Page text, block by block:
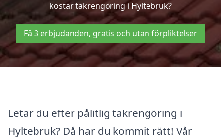
kostar takrengöring i Hyltebruk?
Få 3 erbjudanden, gratis och utan förpliktelser
Letar du efter pålitlig takrengöring i
Hyltebruk? Då har du kommit rätt! Vår